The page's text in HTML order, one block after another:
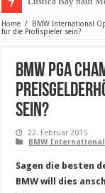
Home / BMW International
für die Profispieler sein?
BMW PGA
sein?
22. Februar 2015
BMW
Sagen die besten
BMW will dies